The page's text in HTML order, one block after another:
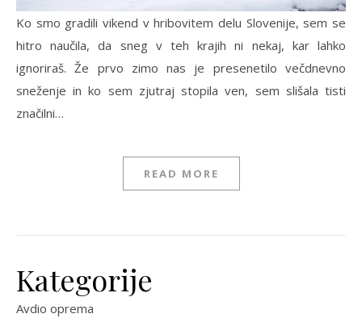
Ko smo gradili vikend v hribovitem delu Slovenije, sem se
hitro naučila, da sneg v teh krajih ni nekaj, kar lahko
ignoriraš. Že prvo zimo nas je presenetilo večdnevno
sneženje in ko sem zjutraj stopila ven, sem slišala tisti
značilni…
READ MORE
Kategorije
Avdio oprema